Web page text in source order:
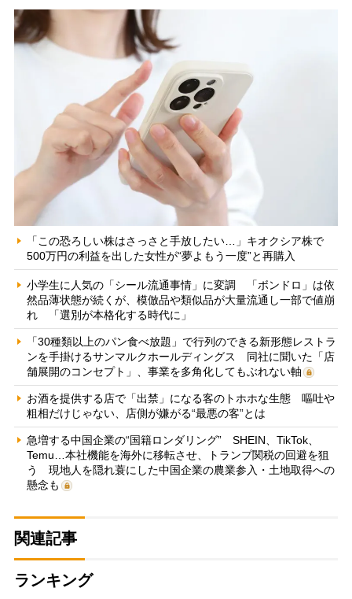
「この恐ろしい株はさっさと手放したい…」キオクシア株で
500万円の利益を出した女性が“夢よもう一度”と再購入
小学生に人気の「シール流通事情」に変調 「ボンドロ」は依
然品薄状態が続くが、模倣品や類似品が大量流通し一部で値崩
れ 「選別が本格化する時代に」
「30種類以上のパン食べ放題」で行列のできる新形態レストラ
ンを手掛けるサンマルクホールディングス 同社に聞いた「店
舗展開のコンセプト」、事業を多角化してもぶれない軸
お酒を提供する店で「出禁」になる客のトホホな生態 嘔吐や
粗相だけじゃない、店側が嫌がる“最悪の客”とは
急増する中国企業の“国籍ロンダリング” SHEIN、TikTok、
Temu…本社機能を海外に移転させ、トランプ関税の回避を狙
う 現地人を隠れ蓑にした中国企業の農業参入・土地取得への
懸念も
関連記事
ランキング